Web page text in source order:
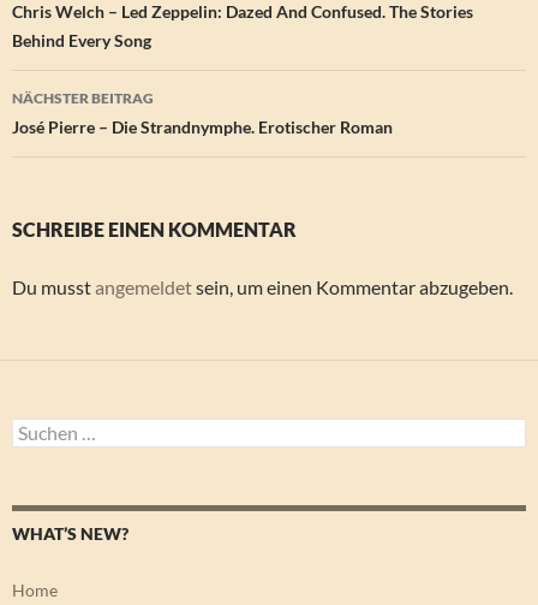
Chris Welch – Led Zeppelin: Dazed And Confused. The Stories
Behind Every Song
NÄCHSTER BEITRAG
José Pierre – Die Strandnymphe. Erotischer Roman
SCHREIBE EINEN KOMMENTAR
Du musstangemeldetsein, um einen Kommentar abzugeben.
Suchen
nach:
WHAT’S NEW?
Home